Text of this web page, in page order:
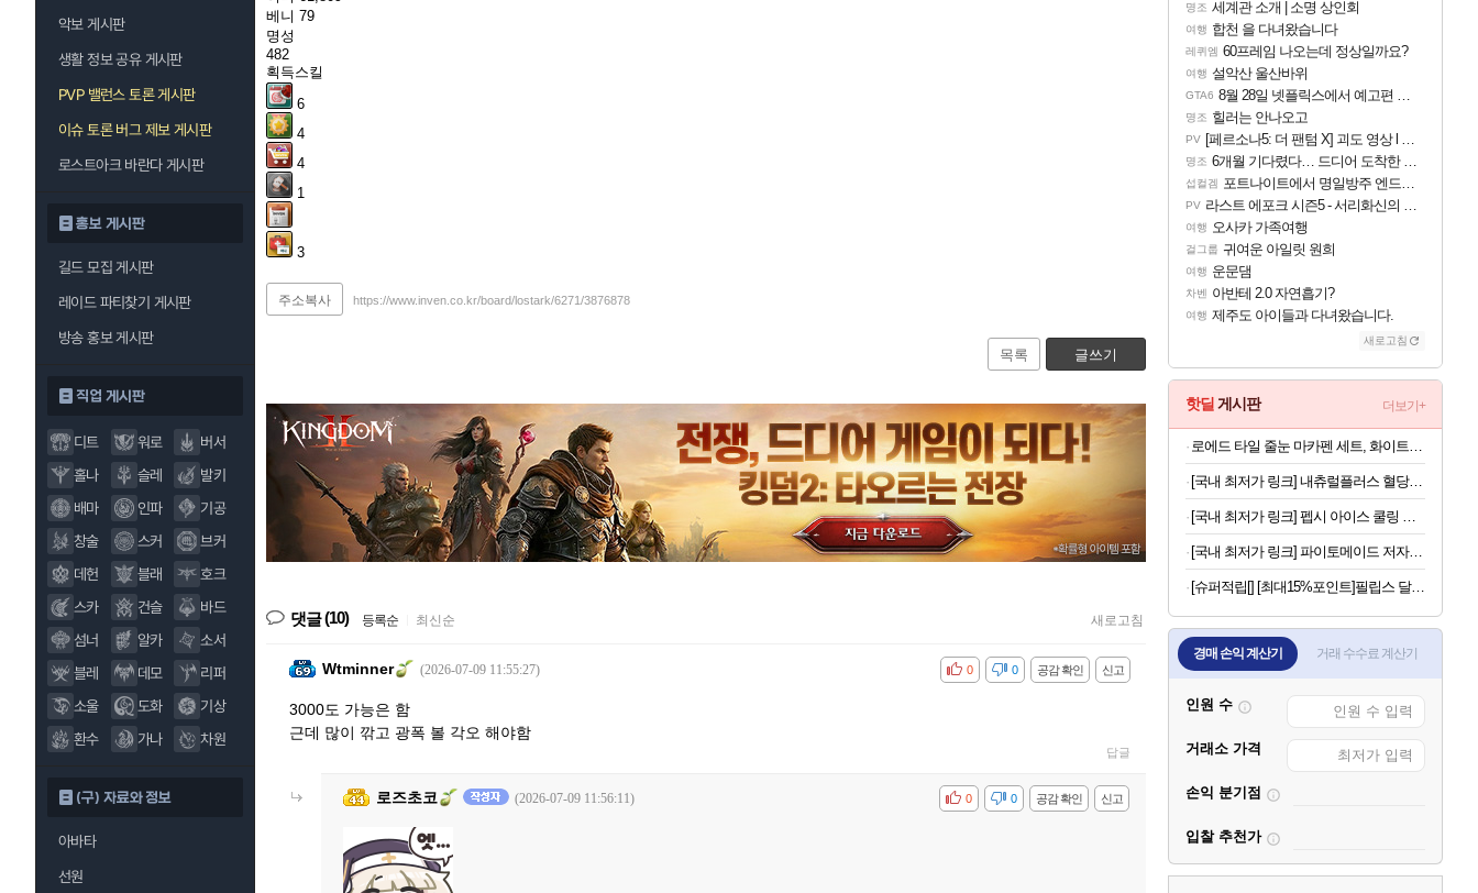
악보 게시판
생활 정보 공유 게시판
PVP 밸런스 토론 게시판
이슈 토론 버그 제보 게시판
로스트아크 바란다 게시판
홍보 게시판
길드 모집 게시판
레이드 파티찾기 게시판
방송 홍보 게시판
직업 게시판
디트 워로
버서
홀나
슬레
발키
배마
인파
기공
창술
스커
브커
데헌
블래
호크
스카
건슬
바드
섬너
알카
소서
블레
데모
리퍼
소울
도화
기상
환수
가나 차원
(구) 자료와 정보
아바타
선원
베니 79
명성
482
획득스킬
6
4
4
1
3
주소복사 https://www.inven.co.kr/board/lostark/6271/3876878
목록 글쓰기
댓글(10) 등록순 최신순 새로고침
Wtminner (2026-07-09 11:55:27) 신고
공감 확인
비공감 0
0
3000도 가능은 함
근데 많이 깎고 광폭 볼 각오 해야함
답글
로즈초코 (2026-07-09 11:56:11) 신고
공감 확인
비공감 0
0
명조 세계관 소개 | 소명 상인회
여행 합천 을 다녀왔습니다
레퀴엠 60프레임 나오는데 정상일까요?
여행 설악산 울산바위
GTA6 8월 28일 넷플릭스에서 예고편 공개 예정
명조 힐러는 안나오고
PV [페르소나5: 더 팬텀 X] 괴도 영상 l 타카마키 안·댄싱 스타
명조 6개월 기다렸다… 드디어 도착한 치사 메신저백! 실물 후기
섭컬겜 포트나이트에서 명일방주 엔드필드 [펠리카] 판매 예정
PV 라스트 에포크 시즌5 - 서리화신의 분노 티저
여행 오사카 가족여행
걸그룹 귀여운 아일릿 원희
여행 운문댐
차벤 아반테 2.0 자연흡기?
여행 제주도 아이들과 다녀왔습니다.
새로고침
핫딜 게시판 더보기+
[국내 최저가 링크] 내츄럴플러스 혈당건강 바나바, 90정, 2개
[국내 최저가 링크] 파이토메이드 저자극 초극세 프리미엄 칫솔, 10개입, 3세트
[슈퍼적립[] [최대15%포인트]필립스 달걀 계란찜기 반숙 계란삶는기계 에그쿠커 멀티쿠커 호빵 고구마찜기 3000시리즈 HD9137/90
경매 손익 계산기 거래 수수료 계산기
인원 수
거래소 가격
손익 분기점
입찰 추천가